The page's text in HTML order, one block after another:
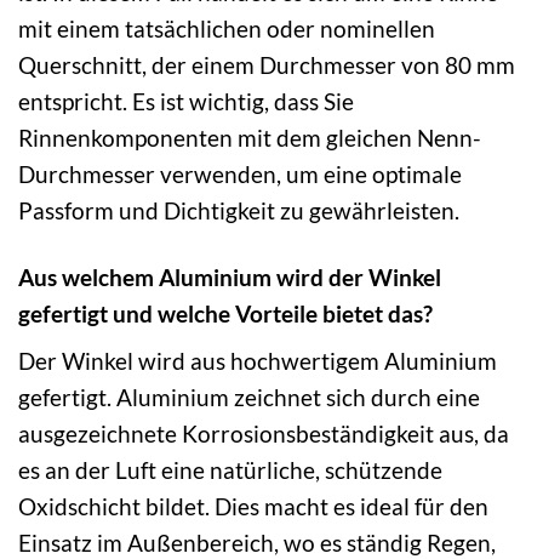
mit einem tatsächlichen oder nominellen
Querschnitt, der einem Durchmesser von 80 mm
entspricht. Es ist wichtig, dass Sie
Rinnenkomponenten mit dem gleichen Nenn-
Durchmesser verwenden, um eine optimale
Passform und Dichtigkeit zu gewährleisten.
Aus welchem Aluminium wird der Winkel
gefertigt und welche Vorteile bietet das?
Der Winkel wird aus hochwertigem Aluminium
gefertigt. Aluminium zeichnet sich durch eine
ausgezeichnete Korrosionsbeständigkeit aus, da
es an der Luft eine natürliche, schützende
Oxidschicht bildet. Dies macht es ideal für den
Einsatz im Außenbereich, wo es ständig Regen,